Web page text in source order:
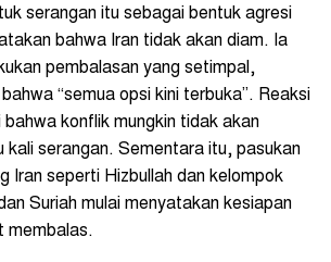
serangan itu sebagai bentuk agresi
bahwa Iran tidak akan diam. Ia
pembalasan yang setimpal,
“semua opsi kini terbuka”. Reaksi
bahwa konflik mungkin tidak akan
kali serangan. Sementara itu, pasukan
Iran seperti Hizbullah dan kelompok
Suriah mulai menyatakan kesiapan
membalas.